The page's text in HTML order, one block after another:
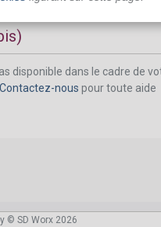
disponible dans le cadre de
Contactez-nous pour toute aide
© SD Worx 2026